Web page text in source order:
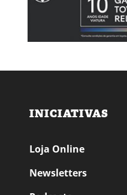
INICIATIVAS
Loja Online
Newsletters